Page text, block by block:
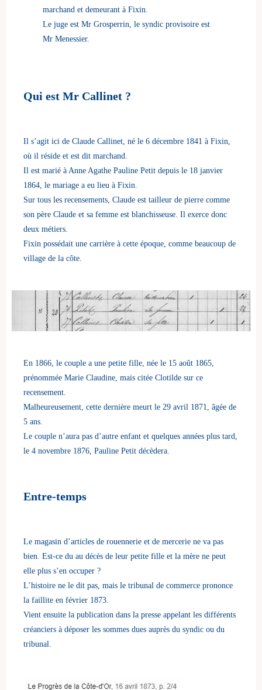
marchand et demeurant à Fixin.
Le juge est Mr Grosperrin, le syndic provisoire est
Mr Menessier.
Qui est Mr Callinet ?
Il s’agit ici de Claude Callinet, né le 6 décembre 1841 à Fixin,
où il réside et est dit marchand.
Il est marié à Anne Agathe Pauline Petit depuis le 18 janvier
1864, le mariage a eu lieu à Fixin.
Sur tous les recensements, Claude est tailleur de pierre comme
son père Claude et sa femme est blanchisseuse. Il exerce donc
deux métiers.
Fixin possédait une carrière à cette époque, comme beaucoup de
village de la côte.
En 1866, le couple a une petite fille, née le 15 août 1865,
prénommée Marie Claudine, mais citée Clotilde sur ce
recensement.
Malheureusement, cette dernière meurt le 29 avril 1871, âgée de
5 ans.
Le couple n’aura pas d’autre enfant et quelques années plus tard,
le 4 novembre 1876, Pauline Petit décèdera.
Entre-temps
Le magasin d’articles de rouennerie et de mercerie ne va pas
bien. Est-ce du au décès de leur petite fille et la mère ne peut
elle plus s’en occuper ?
L’histoire ne le dit pas, mais le tribunal de commerce prononce
la faillite en février 1873.
Vient ensuite la publication dans la presse appelant les différents
créanciers à déposer les sommes dues auprès du syndic ou du
tribunal.